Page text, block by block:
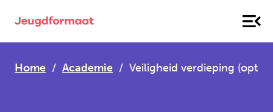
Home Academie Veiligheid verdieping (optie